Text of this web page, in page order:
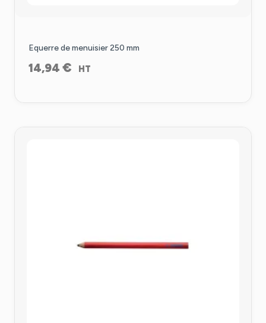
Equerre de menuisier 250 mm
14,94 € HT